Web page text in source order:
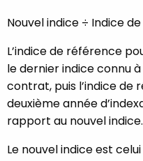
Nouvel indice ÷ Indice
L’indice de référence
le dernier indice connu
contrat, puis l’indice
deuxième année
rapport au nouvel indice.
Le nouvel indice est